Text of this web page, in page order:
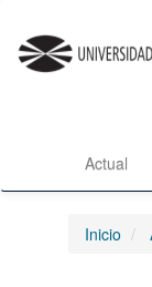
rápido
contenido
Navegación
principal
principal
Actual
Inicio